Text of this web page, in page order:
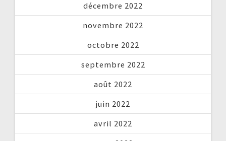
décembre 2022
novembre 2022
octobre 2022
septembre 2022
août 2022
juin 2022
avril 2022